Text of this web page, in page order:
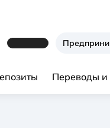
Переводы и